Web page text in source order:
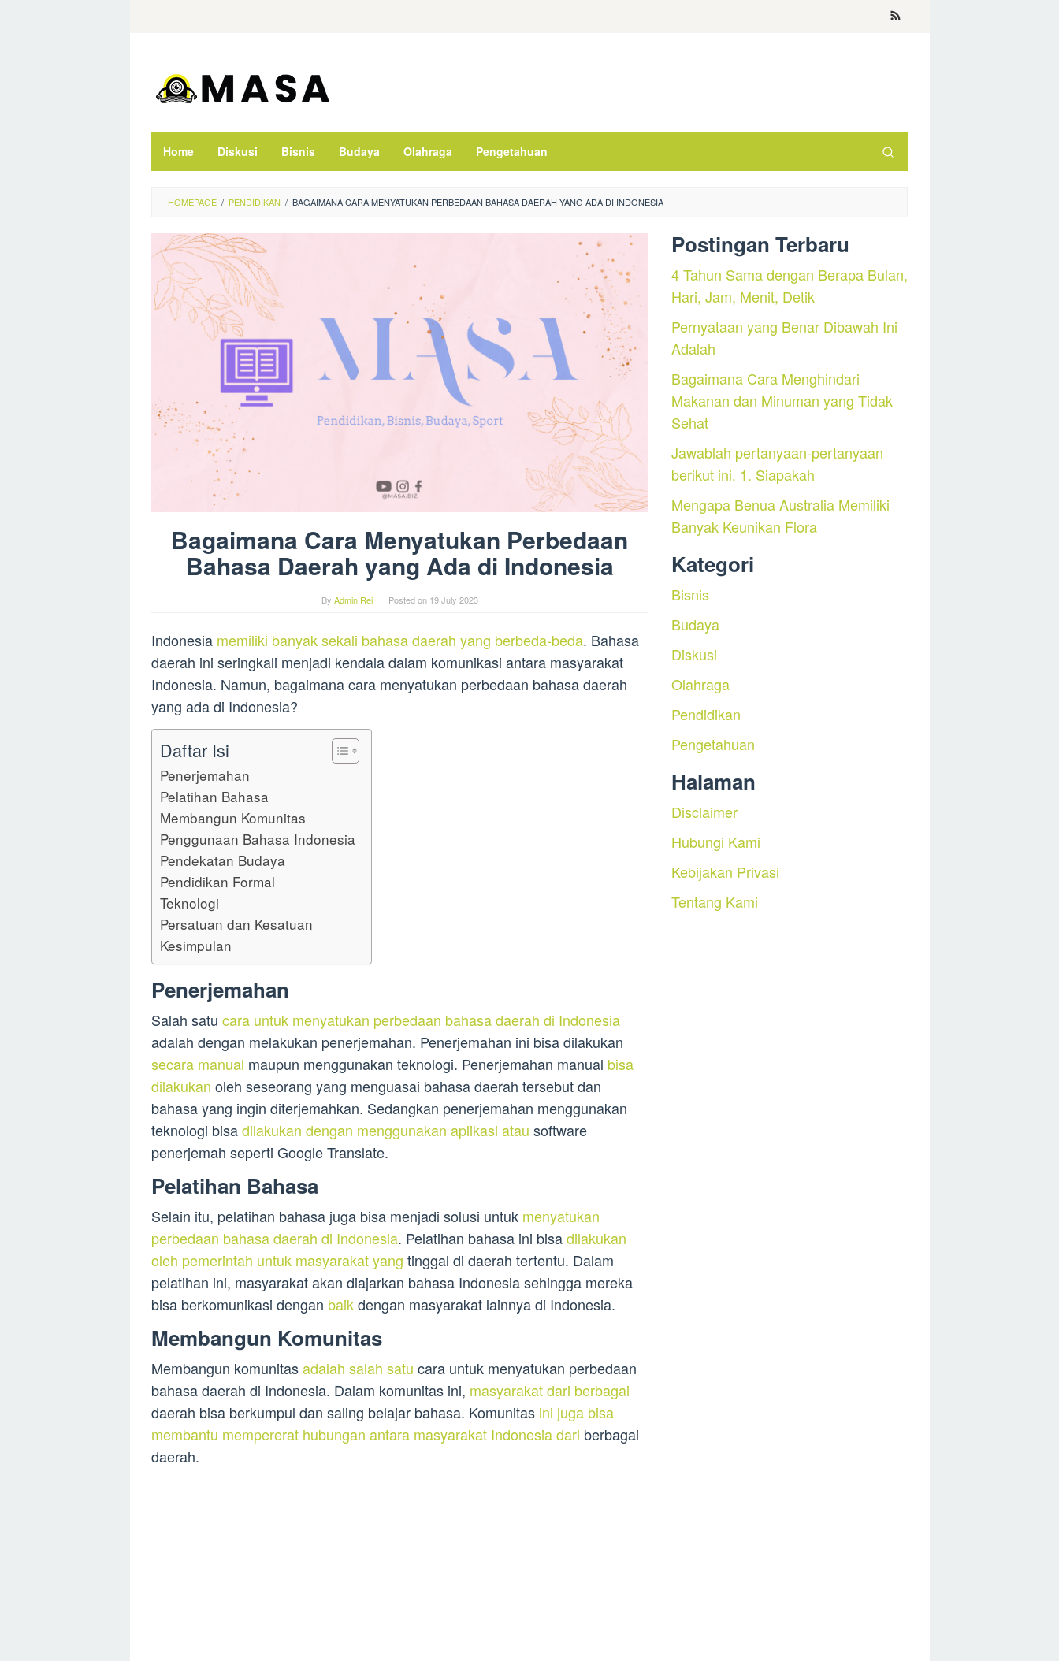
Home Diskusi Bisnis Budaya Olahraga Pengetahuan
HOMEPAGE / PENDIDIKAN / BAGAIMANA CARA MENYATUKAN PERBEDAAN BAHASA DAERAH YANG ADA DI INDONESIA
Bagaimana Cara Menyatukan Perbedaan
Bahasa Daerah yang Ada di Indonesia
By Admin Rei Posted on 19 July 2023
Indonesia memiliki banyak sekali bahasa daerah yang berbeda-beda. Bahasa
daerah ini seringkali menjadi kendala dalam komunikasi antara masyarakat
Indonesia. Namun, bagaimana cara menyatukan perbedaan bahasa daerah
yang ada di Indonesia?
Daftar Isi
Penerjemahan
Pelatihan Bahasa
Membangun Komunitas
Penggunaan Bahasa Indonesia
Pendekatan Budaya
Pendidikan Formal
Teknologi
Persatuan dan Kesatuan
Kesimpulan
Penerjemahan
Salah satu cara untuk menyatukan perbedaan bahasa daerah di Indonesia
adalah dengan melakukan penerjemahan. Penerjemahan ini bisa dilakukan
secara manual maupun menggunakan teknologi. Penerjemahan manual bisa
dilakukan oleh seseorang yang menguasai bahasa daerah tersebut dan
bahasa yang ingin diterjemahkan. Sedangkan penerjemahan menggunakan
teknologi bisadilakukan dengan menggunakan aplikasi atau software
penerjemah seperti Google Translate.
Pelatihan Bahasa
Selain itu, pelatihan bahasa juga bisa menjadi solusi untuk menyatukan
perbedaan bahasa daerah di Indonesia. Pelatihan bahasa ini bisadilakukan
oleh pemerintah untuk masyarakat yang tinggal di daerah tertentu. Dalam
pelatihan ini, masyarakat akan diajarkan bahasa Indonesia sehingga mereka
bisa berkomunikasi dengan baikdengan masyarakat lainnya di Indonesia.
Membangun Komunitas
Membangun komunitasadalah salah satu cara untuk menyatukan perbedaan
bahasa daerah di Indonesia. Dalam komunitas ini, masyarakat dari berbagai
daerah bisa berkumpul dan saling belajar bahasa. Komunitas ini juga bisa
membantu mempererat hubungan antara masyarakat Indonesia dari berbagai
daerah.
Postingan Terbaru
4 Tahun Sama dengan Berapa Bulan,
Hari, Jam, Menit, Detik
Pernyataan yang Benar Dibawah Ini
Adalah
Bagaimana Cara Menghindari
Makanan dan Minuman yang Tidak
Sehat
Jawablah pertanyaan-pertanyaan
berikut ini. 1. Siapakah
Mengapa Benua Australia Memiliki
Banyak Keunikan Flora
Kategori
Bisnis
Budaya
Diskusi
Olahraga
Pendidikan
Pengetahuan
Halaman
Disclaimer
Hubungi Kami
Kebijakan Privasi
Tentang Kami